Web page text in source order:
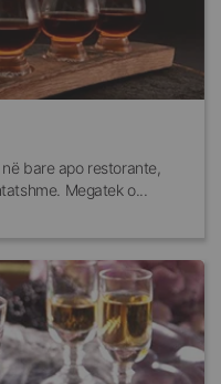
bare apo restorante,
Megatek o...